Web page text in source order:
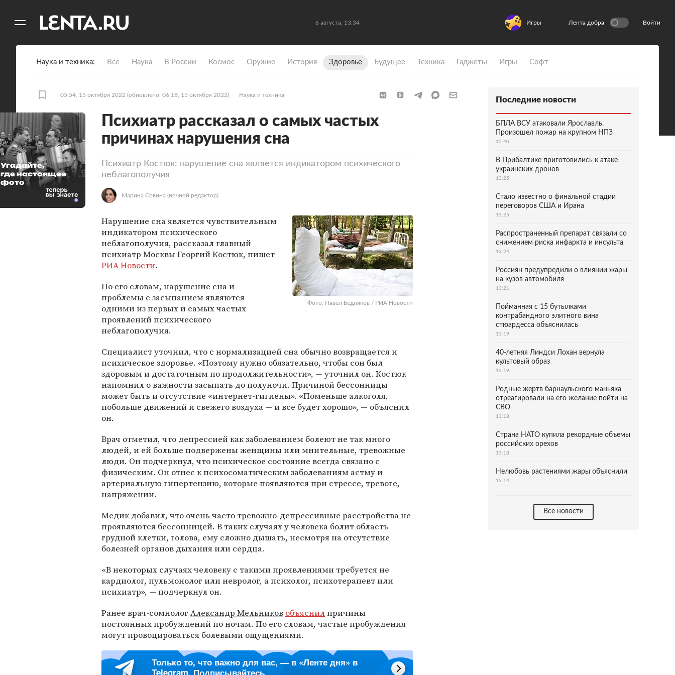
6 августа, 13:34 Игры Лента добра Войти
Наука и техника Все Наука В России Космос Оружие История Здоровье Будущее Техника Гаджеты Игры Софт
05:54, 15 октября 2022 (обновлено: 06:18, 15 октября 2022) Наука и техника
Психиатр рассказал о самых частых
причинах нарушения сна
Психиатр Костюк: нарушение сна является индикатором психического
неблагополучия
Марина Совина (ночной редактор)
Фото: Павел Бедняков / РИА Новости
Нарушение сна является чувствительным
индикатором психического
неблагополучия, рассказал главный
психиатр МосквыГеоргий Костюк, пишет
РИА Новости.
По его словам, нарушение сна и
проблемы с засыпанием являются
одними из первых и самых частых
проявлений психического
неблагополучия.
Специалист уточнил, что с нормализацией сна обычно возвращается и
психическое здоровье. «Поэтому нужно обязательно, чтобы сон был
здоровым и достаточным по продолжительности», — уточнил он. Костюк
напомнил о важности засыпать до полуночи. Причиной бессонницы
может быть и отсутствие «интернет-гигиены». «Поменьше алкоголя,
побольше движений и свежего воздуха — и все будет хорошо», — объяснил
он.
Врач отметил, что депрессией как заболеванием болеют не так много
людей, и ей больше подвержены женщины или мнительные, тревожные
люди. Он подчеркнул, что психическое состояние всегда связано с
физическим. Он отнес к психосоматическим заболеваниям астму и
артериальную гипертензию, которые появляются при стрессе, тревоге,
напряжении.
Медик добавил, что очень часто тревожно-депрессивные расстройства не
проявляются бессонницей. В таких случаях у человека болит область
грудной клетки, голова, ему сложно дышать, несмотря на отсутствие
болезней органов дыхания или сердца.
«В некоторых случаях человеку с такими проявлениями требуется не
кардиолог, пульмонолог или невролог, а психолог, психотерапевт или
психиатр», — подчеркнул он.
Ранее врач-сомнолог Александр Мельников объяснилпричины
постоянных пробуждений по ночам. По его словам, частые пробуждения
могут провоцироваться болевыми ощущениями.
Только то, что важно для вас, — в «Ленте дня» в
Telegram. Подписывайтесь
Угадайте,
где настоящее
фото
Последние новости
БПЛА ВСУ атаковали Ярославль.
Произошел пожар на крупном НПЗ
12:40
В Прибалтике приготовились к атаке
украинских дронов
13:25
Стало известно о финальной стадии
переговоров США и Ирана
13:25
Распространенный препарат связали со
снижением риска инфаркта и инсульта
13:24
Россиян предупредили о влиянии жары
на кузов автомобиля
13:21
Пойманная с 15 бутылками
контрабандного элитного вина
стюардесса объяснилась
13:19
40-летняя Линдси Лохан вернула
культовый образ
13:19
Родные жертв барнаульского маньяка
отреагировали на его желание пойти на
СВО
13:18
Страна НАТО купила рекордные объемы
российских орехов
13:18
Нелюбовь растениями жары объяснили
13:14
Все новости